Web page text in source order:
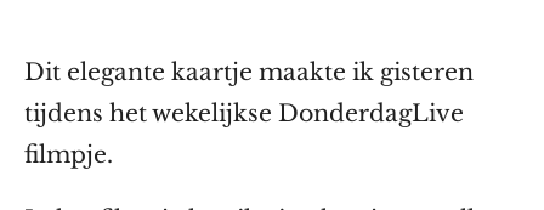
Dit elegante kaartje maakte ik gisteren
tijdens het wekelijkse DonderdagLive
filmpje.